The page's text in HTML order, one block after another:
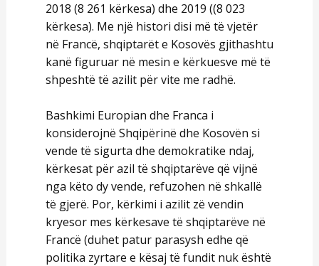
2018 (8 261 kërkesa) dhe 2019 ((8 023
kërkesa). Me një histori disi më të vjetër
në Francë, shqiptarët e Kosovës gjithashtu
kanë figuruar në mesin e kërkuesve më të
shpeshtë të azilit për vite me radhë.
Bashkimi Europian dhe Franca i
konsiderojnë Shqipërinë dhe Kosovën si
vende të sigurta dhe demokratike ndaj,
kërkesat për azil të shqiptarëve që vijnë
nga këto dy vende, refuzohen në shkallë
të gjerë. Por, kërkimi i azilit zë vendin
kryesor mes kërkesave të shqiptarëve në
Francë (duhet patur parasysh edhe që
politika zyrtare e kësaj të fundit nuk është